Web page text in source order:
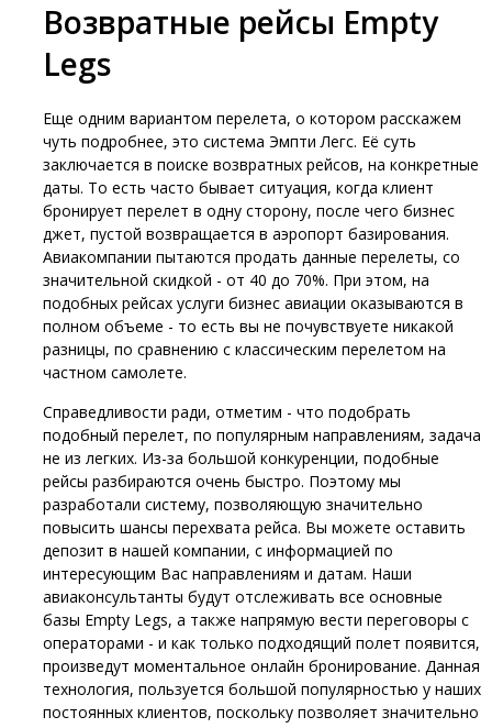
Возвратные рейсы Empty
Legs
Еще одним вариантом перелета, о котором расскажем
чуть подробнее, это система Эмпти Легс. Её суть
заключается в поиске возвратных рейсов, на конкретные
даты. То есть часто бывает ситуация, когда клиент
бронирует перелет в одну сторону, после чего бизнес
джет, пустой возвращается в аэропорт базирования.
Авиакомпании пытаются продать данные перелеты, со
значительной скидкой - от 40 до 70%. При этом, на
подобных рейсах услуги бизнес авиации оказываются в
полном объеме - то есть вы не почувствуете никакой
разницы, по сравнению с классическим перелетом на
частном самолете.
Справедливости ради, отметим - что подобрать
подобный перелет, по популярным направлениям, задача
не из легких. Из-за большой конкуренции, подобные
рейсы разбираются очень быстро. Поэтому мы
разработали систему, позволяющую значительно
повысить шансы перехвата рейса. Вы можете оставить
депозит в нашей компании, с информацией по
интересующим Вас направлениям и датам. Наши
авиаконсультанты будут отслеживать все основные
базы Empty Legs, а также напрямую вести переговоры с
операторами - и как только подходящий полет появится,
произведут моментальное онлайн бронирование. Данная
технология, пользуется большой популярностью у наших
постоянных клиентов, поскольку позволяет значительно